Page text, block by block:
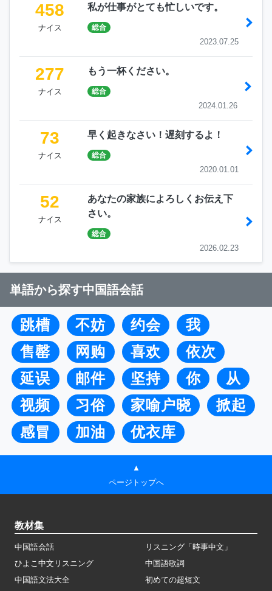
458
ナイス
私が仕事がとても忙しいです。
総合
2023.07.25
277
ナイス
もう一杯ください。
総合
2024.01.26
73
ナイス
早く起きなさい！遅刻するよ！
総合
2020.01.01
52
ナイス
あなたの家族によろしくお伝え下
さい。
総合
2026.02.23
単語から探す中国語会話
跳槽 不妨 约会
我
售罄
网购 喜欢
依次
延误
邮件 坚持 你
从
视频
习俗 家喻户晓
掀起
感冒
加油 优衣库
▲
ページトップへ
教材集
中国語会話
リスニング「時事中文」
ひよこ中文リスニング
中国語歌詞
中国語文法大全
初めての超短文